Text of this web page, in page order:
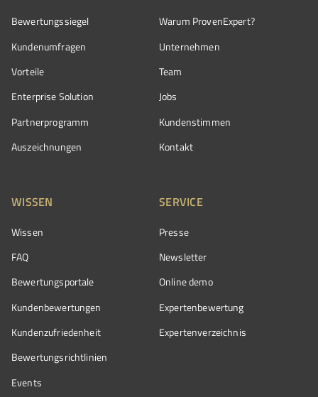
Bewertungssiegel
Kundenumfragen
Vorteile
Enterprise Solution
Partnerprogramm
Auszeichnungen
Warum ProvenExpert?
Unternehmen
Team
Jobs
Kundenstimmen
Kontakt
WISSEN
Wissen
FAQ
Bewertungsportale
Kundenbewertungen
Kundenzufriedenheit
Bewertungs­richtlinien
Events
SERVICE
Presse
Newsletter
Online demo
Expertenbewertung
Expertenverzeichnis